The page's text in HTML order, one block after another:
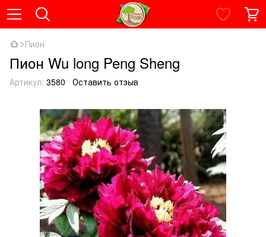
Пион
Пион Wu long Peng Sheng
Артикул: 3580 Оставить отзыв